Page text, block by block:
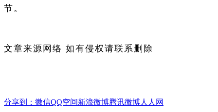
节。
文章来源网络 如有侵权请联系删除
分享到： 微信QQ空间新浪微博腾讯微博人人网